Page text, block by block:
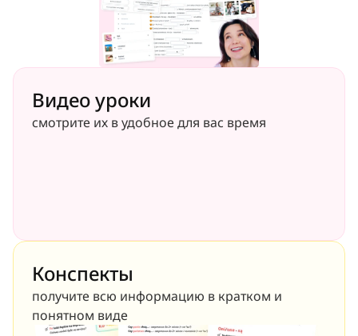
Видео уроки
смотрите их в удобное для вас время
Конспекты
получите всю информацию в кратком и
понятном виде